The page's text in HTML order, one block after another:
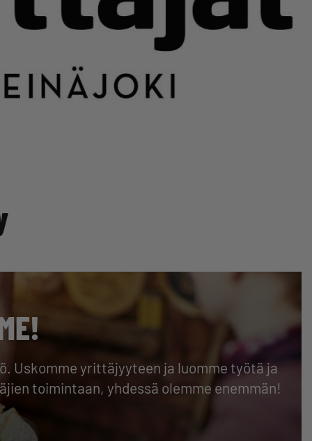
Uskomme yrittäjyyteen ja luomme työtä ja
toimintaan, yhdessä olemme enemmän!